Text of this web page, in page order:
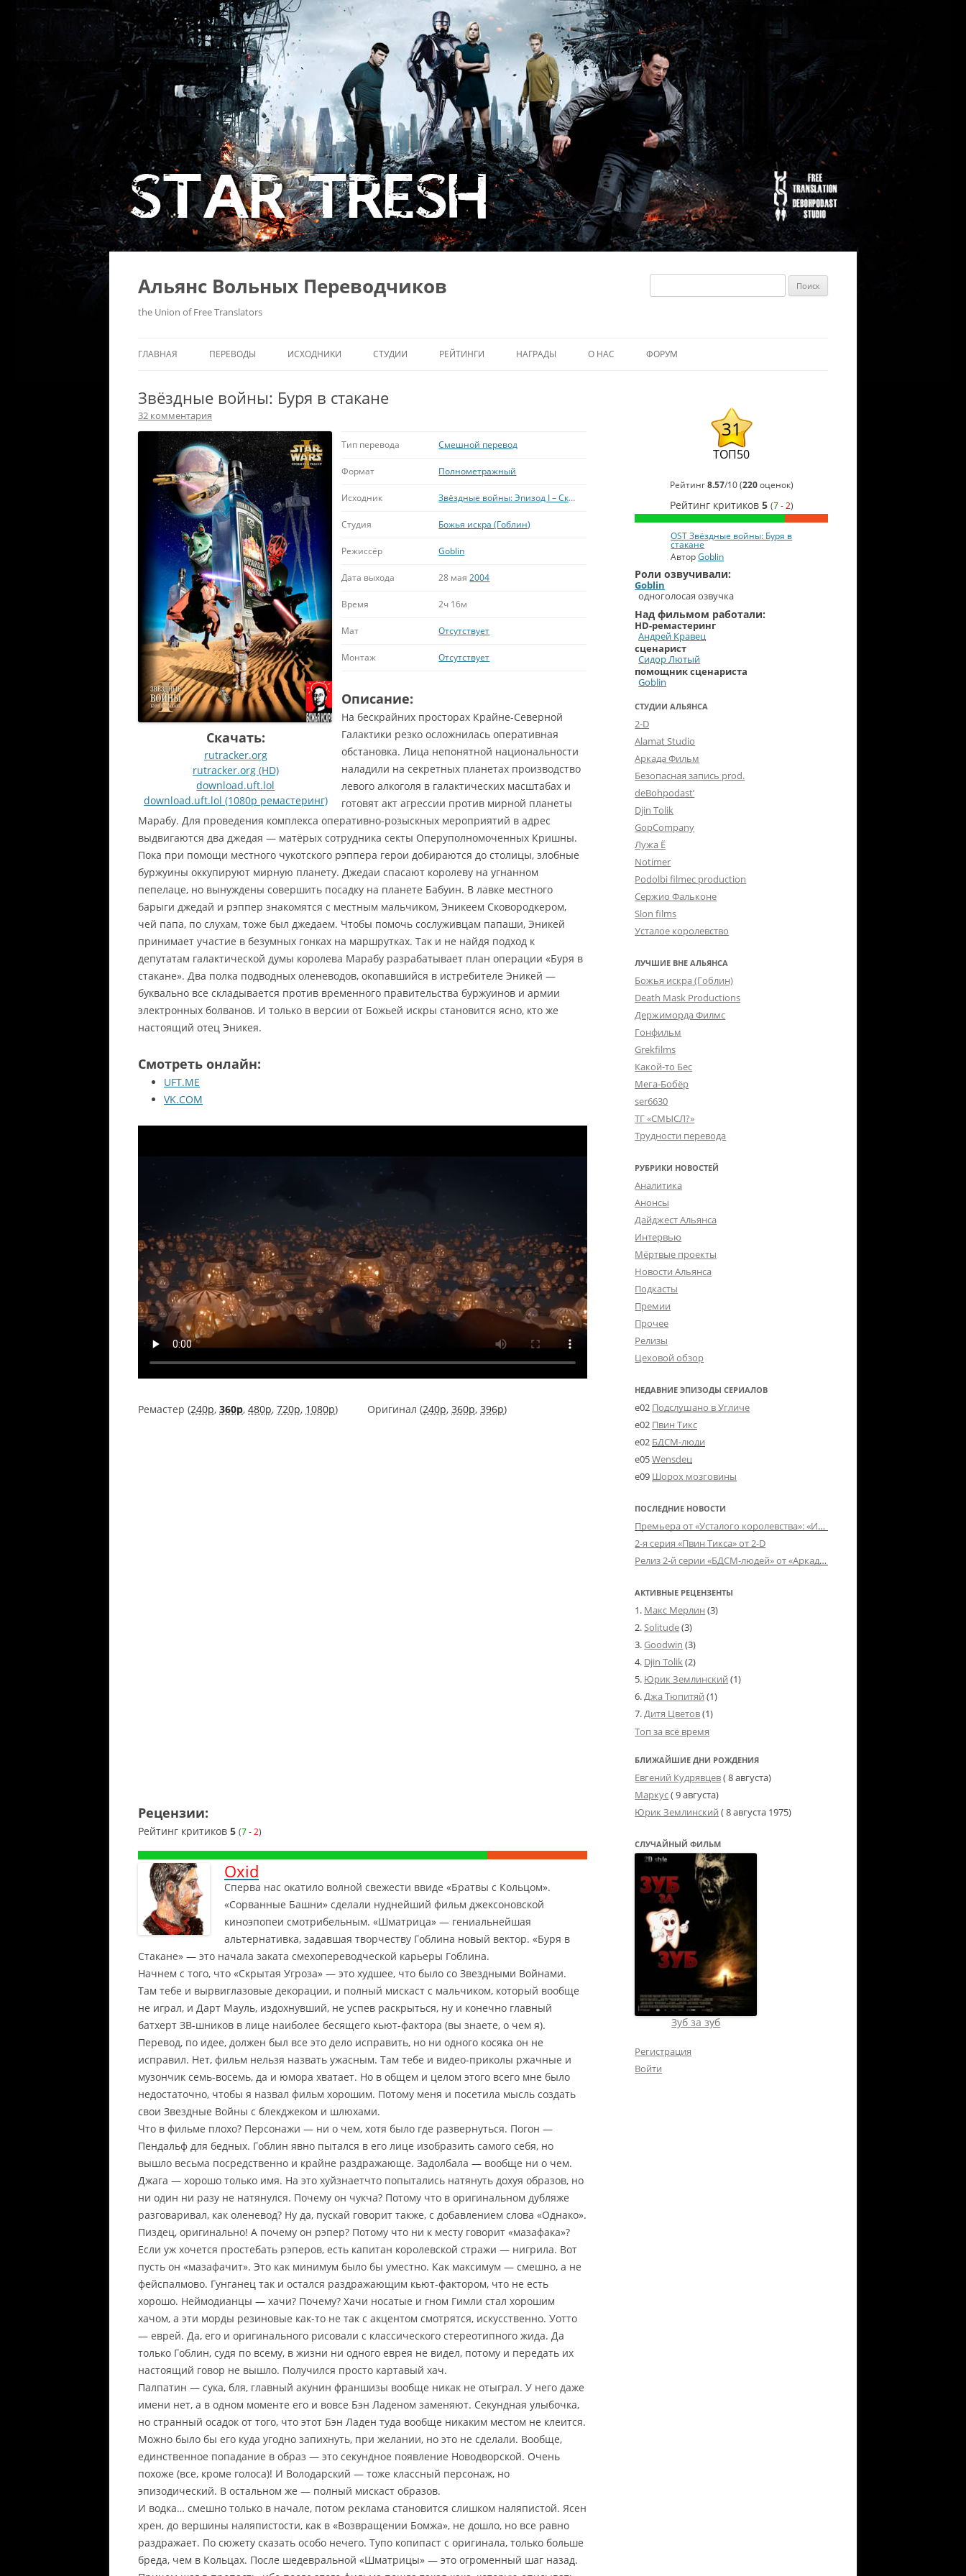
Альянс Вольных Переводчиков
the Union of Free Translators
Найти:
ГЛАВНАЯ ПЕРЕВОДЫ ИСХОДНИКИ СТУДИИ РЕЙТИНГИ НАГРАДЫ О НАС ФОРУМ
Звёздные войны: Буря в стакане
32 комментария
Скачать:
rutracker.org
rutracker.org (HD)
download.uft.lol
download.uft.lol (1080p ремастеринг)
Тип перевода Смешной перевод
Формат Полнометражный
Исходник Звёздные войны: Эпизод I – Скрытая угроза
Студия Божья искра (Гоблин)
Режиссёр Goblin
Дата выхода 28 мая2004
Время 2ч 16м
Мат Отсутствует
Монтаж Отсутствует
Описание:
На бескрайних просторах Крайне-Северной
Галактики резко осложнилась оперативная
обстановка. Лица непонятной национальности
наладили на секретных планетах производство
левого алкоголя в галактических масштабах и
готовят акт агрессии против мирной планеты
Марабу. Для проведения комплекса оперативно-розыскных мероприятий в адрес
выдвигаются два джедая — матёрых сотрудника секты Оперуполномоченных Кришны.
Пока при помощи местного чукотского рэппера герои добираются до столицы, злобные
буржуины оккупируют мирную планету. Джедаи спасают королеву на угнанном
пепелаце, но вынуждены совершить посадку на планете Бабуин. В лавке местного
барыги джедай и рэппер знакомятся с местным мальчиком, Эникеем Сковородкером,
чей папа, по слухам, тоже был джедаем. Чтобы помочь сослуживцам папаши, Эникей
принимает участие в безумных гонках на маршрутках. Так и не найдя подход к
депутатам галактической думы королева Марабу разрабатывает план операции «Буря в
стакане». Два полка подводных оленеводов, окопавшийся в истребителе Эникей —
буквально все складывается против временного правительства буржуинов и армии
электронных болванов. И только в версии от Божьей искры становится ясно, кто же
настоящий отец Эникея.
Смотреть онлайн:
UFT.ME
VK.COM
Ремастер (240p, 360p, 480p, 720p, 1080p) Оригинал (240p,360p,396p)
Рецензии:
Рейтинг критиков 5 (7- 2)
Oxid
Сперва нас окатило волной свежести ввиде «Братвы с Кольцом».
«Сорванные Башни» сделали нуднейший фильм джексоновской
киноэпопеи смотрибельным. «Шматрица» — гениальнейшая
альтернативка, задавшая творчеству Гоблина новый вектор. «Буря в
Стакане» — это начала заката смехопереводческой карьеры Гоблина.
Начнем с того, что «Скрытая Угроза» — это худшее, что было со Звездными Войнами.
Там тебе и вырвиглазовые декорации, и полный мискаст с мальчиком, который вообще
не играл, и Дарт Мауль, издохнувший, не успев раскрыться, ну и конечно главный
батхерт ЗВ-шников в лице наиболее бесящего кьют-фактора (вы знаете, о чем я).
Перевод, по идее, должен был все это дело исправить, но ни одного косяка он не
исправил. Нет, фильм нельзя назвать ужасным. Там тебе и видео-приколы ржачные и
музончик семь-восемь, да и юмора хватает. Но в общем и целом этого всего мне было
недостаточно, чтобы я назвал фильм хорошим. Потому меня и посетила мысль создать
свои Звездные Войны с блекджеком и шлюхами.
Что в фильме плохо? Персонажи — ни о чем, хотя было где развернуться. Погон —
Пендальф для бедных. Гоблин явно пытался в его лице изобразить самого себя, но
вышло весьма посредственно и крайне раздражающе. Задолбала — вообще ни о чем.
Джага — хорошо только имя. На это хуйзнаетчто попытались натянуть дохуя образов, но
ни один ни разу не натянулся. Почему он чукча? Потому что в оригинальном дубляже
разговаривал, как оленевод? Ну да, пускай говорит также, с добавлением слова «Однако».
Пиздец, оригинально! А почему он рэпер? Потому что ни к месту говорит «мазафака»?
Если уж хочется простебать рэперов, есть капитан королевской стражи — нигрила. Вот
пусть он «мазафачит». Это как минимум было бы уместно. Как максимум — смешно, а не
фейспалмово. Гунганец так и остался раздражающим кьют-фактором, что не есть
хорошо. Неймодианцы — хачи? Почему? Хачи носатые и гном Гимли стал хорошим
хачом, а эти морды резиновые как-то не так с акцентом смотрятся, искусственно. Уотто
— еврей. Да, его и оригинального рисовали с классического стереотипного жида. Да
только Гоблин, судя по всему, в жизни ни одного еврея не видел, потому и передать их
настоящий говор не вышло. Получился просто картавый хач.
Палпатин — сука, бля, главный акунин франшизы вообще никак не отыграл. У него даже
имени нет, а в одном моменте его и вовсе Бэн Ладеном заменяют. Секундная улыбочка,
но странный осадок от того, что этот Бэн Ладен туда вообще никаким местом не клеится.
Можно было бы его куда угодно запихнуть, при желании, но это не сделали. Вообще,
единственное попадание в образ — это секундное появление Новодворской. Очень
похоже (все, кроме голоса)! И Володарский — тоже классный персонаж, но
эпизодический. В остальном же — полный мискаст образов.
И водка… смешно только в начале, потом реклама становится слишком наляпистой. Ясен
хрен, до вершины наляпистости, как в «Возвращении Бомжа», не дошло, но все равно
раздражает. По сюжету сказать особо нечего. Тупо копипаст с оригинала, только больше
бреда, чем в Кольцах. После шедевральной «Шматрицы» — это огроменный шаг назад.
31
ТОП50
Рейтинг8.57/10(220оценок)
Рейтинг критиков 5 (7- 2)
OST Звёздные войны: Буря в
стакане
АвторGoblin
Роли озвучивали:
Goblin
одноголосая озвучка
Над фильмом работали:
HD-ремастеринг
Андрей Кравец
сценарист
Сидор Лютый
помощник сценариста
Goblin
СТУДИИ АЛЬЯНСА
2-D
Alamat Studio
Аркада Фильм
Безопасная запись prod.
deBohpodast’
Djin Tolik
GopCompany
Лужа Ё
Notimer
Podolbi filmec production
Сержио Фальконе
Slon films
Усталое королевство
ЛУЧШИЕ ВНЕ АЛЬЯНСА
Божья искра (Гоблин)
Death Mask Productions
Держиморда Филмс
Гонфильм
Grekfilms
Какой-то Бес
Мега-Бобёр
ser6630
ТГ «СМЫСЛ?»
Трудности перевода
РУБРИКИ НОВОСТЕЙ
Аналитика
Анонсы
Дайджест Альянса
Интервью
Мёртвые проекты
Новости Альянса
Подкасты
Премии
Прочее
Релизы
Цеховой обзор
НЕДАВНИЕ ЭПИЗОДЫ СЕРИАЛОВ
e02 Подслушано в Угличе
e02 Пвин Тикс
e02 БДСМ-люди
e05Wensdeц
e09 Шорох мозговины
ПОСЛЕДНИЕ НОВОСТИ
Премьера от «Усталого королевства»: «Игорь начал»
2-я серия «Пвин Тикса» от 2-D
Релиз 2-й серии «БДСМ-людей» от «Аркада Фильм»
АКТИВНЫЕ РЕЦЕНЗЕНТЫ
Макс Мерлин (3)
Solitude(3)
Goodwin (3)
Djin Tolik(2)
Юрик Землинский (1)
Джа Тюпитяй (1)
Дитя Цветов(1)
Топ за всё время
БЛИЖАЙШИЕ ДНИ РОЖДЕНИЯ
Евгений Кудрявцев( 8 августа)
Маркус( 9 августа)
Юрик Землинский (8 августа 1975)
СЛУЧАЙНЫЙ ФИЛЬМ
Зуб за зуб
Регистрация
Войти